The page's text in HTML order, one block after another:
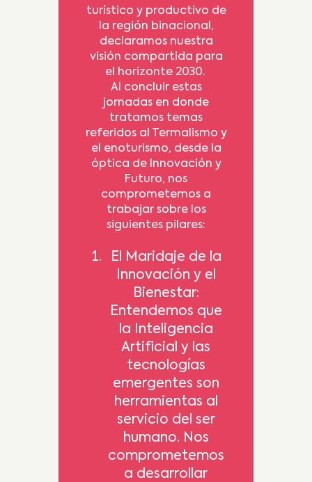
turístico y productivo de
la región binacional,
declaramos nuestra
visión compartida para
el horizonte 2030.
Al concluir estas
jornadas en donde
tratamos temas
referidos al Termalismo y
el enoturismo, desde la
óptica de Innovación y
Futuro, nos
comprometemos a
trabajar sobre los
siguientes pilares:
El Maridaje de la
Innovación y el
Bienestar:
Entendemos que
la Inteligencia
Artificial y las
tecnologías
emergentes son
herramientas al
servicio del ser
humano. Nos
comprometemos
a desarrollar